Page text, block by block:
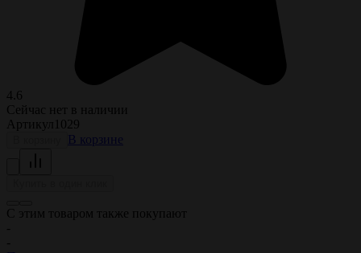
4.6
Сейчас нет в наличии
Артикул
1029
В корзине
С этим товаром также покупают
-
-